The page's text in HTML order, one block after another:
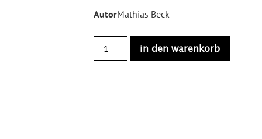
AutorMathias Beck
in den warenkorb